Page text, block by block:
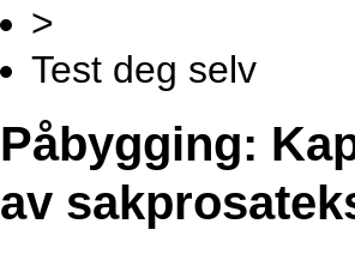
>
Test deg selv
Påbygging:
av